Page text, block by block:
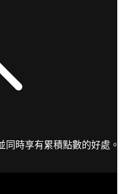
同時享有累積點數的好處。